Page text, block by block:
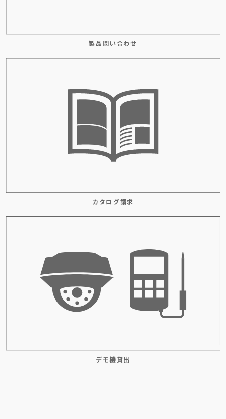
製品問い合わせ
カタログ請求
デモ機貸出